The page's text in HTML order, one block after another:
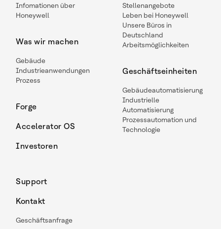
Infomationen über
Honeywell
Was wir machen
Gebäude
Industrieanwendungen
Prozess
Forge
Accelerator OS
Investoren
Stellenangebote
Leben bei Honeywell
Unsere Büros in
Deutschland
Arbeitsmöglichkeiten
Geschäftseinheiten
Gebäudeautomatisierung
Industrielle
Automatisierung
Prozessautomation und
Technologie
Support
Kontakt
Geschäftsanfrage